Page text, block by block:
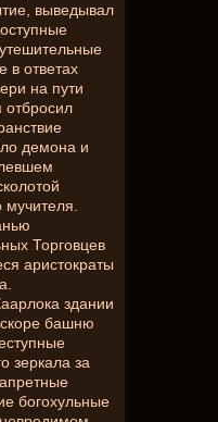
выведывал
в ответах
на пути
отбросил
демона и
Торговцев
аристократы
здании
башню
зеркала за
богохульные